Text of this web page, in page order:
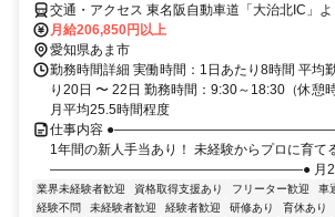
交通・アクセス 東名阪自動車道「大治北IC」
OK（駐車場完備）
月給206,850円以上
愛知県あま市
勤務時間詳細 実働時間：1日あたり8時間 平均
り20日 〜 22日 勤務時間：9:30～18:30（休憩
月平均25.5時間程度
仕事内容 ●―――――――――――――――――――
1年間の新人手当あり！ 未経験からプロに育て
―――――――――――――――――――● 月20〜
業界未経験者歓迎 資格取得支援あり フリーター歓迎 車
経験不問
未経験者歓迎 経験者歓迎 研修あり 育休あり